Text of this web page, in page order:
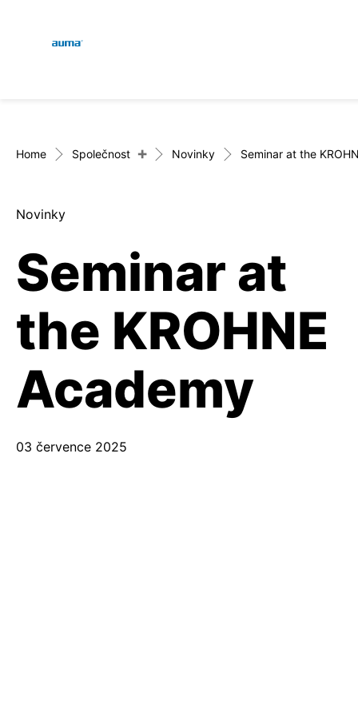
Evropa
Asie a Pacifik
Severní Amerika
Home Společnost + Novinky Seminar at the
Novinky
Seminar at
the KROHNE
Academy
03 července 2025